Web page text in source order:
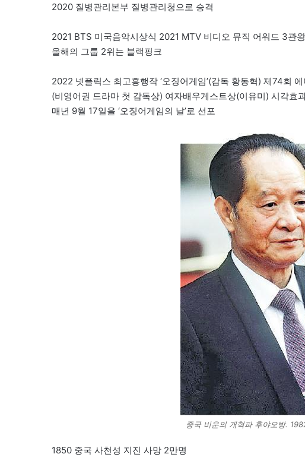
2020 질병관리본부 질병관리청으로 승격
2021 BTS 미국음악시상식 2021 MTV 비디오 뮤직 어워드 3관
올해의 그룹 2위는 블랙핑크
2022 넷플릭스 최고흥행작 ‘오징어게임’(감독 황동혁) 제74회
(비영어권 드라마 첫 감독상) 여자배우게스트상(이유미) 시각
매년 9월 17일을 ‘오징어게임의 날’로 선포
중국 비운의 개혁파 후야오방.
1850 중국 사천성 지진 사망 2만명